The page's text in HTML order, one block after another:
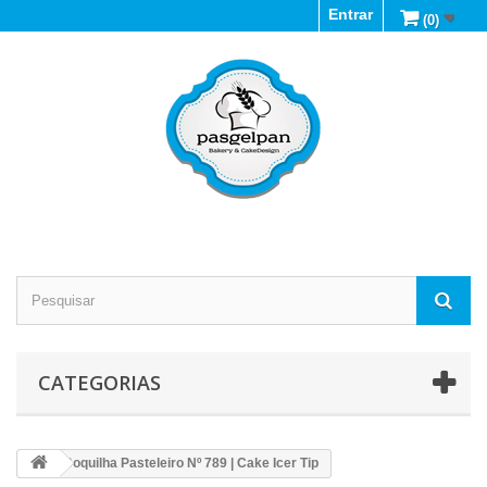
(0)
Entrar
CATEGORIAS
Boquilha Pasteleiro Nº 789 | Cake Icer Tip